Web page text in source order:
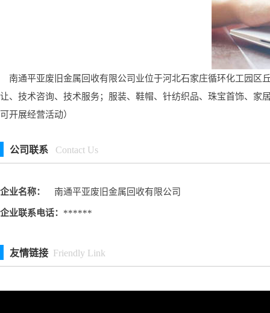
南通平亚废旧金属回收有限公司业位于河北石家庄循环化工园区
让、技术咨询、技术服务；服装、鞋帽、针纺织品、珠宝首饰、
可开展经营活动）
公司联系 Contact Us
企业名称： 南通平亚废旧金属回收有限公司
企业联系电话： ******
友情链接 Friendly Link